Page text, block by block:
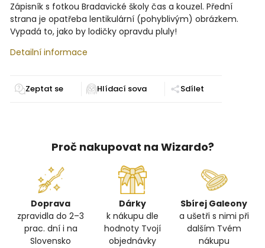
Zápisník s fotkou Bradavické školy čas a kouzel. Přední
strana je opatřeba lentikulární (pohyblivým) obrázkem.
Vypadá to, jako by lodičky opravdu pluly!
Detailní informace
Zeptat se Sdílet
Proč nakupovat na Wizardo?
Doprava
zpravidla do 2–3
prac. dní i na
Slovensko
Dárky
k nákupu dle
hodnoty Tvojí
objednávky
Sbírej Galeony
a ušetři s nimi při
dalším Tvém
nákupu